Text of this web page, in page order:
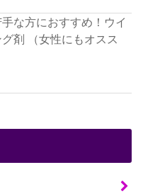
な方におすすめ！ウイ
剤 （女性にもオスス